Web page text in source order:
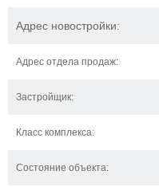
Адрес новостройки:
Адрес отдела продаж:
Застройщик:
Класс комплекса:
Состояние объекта: